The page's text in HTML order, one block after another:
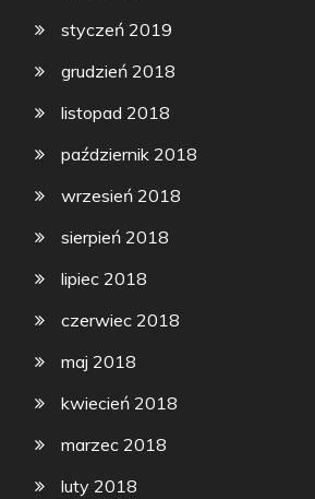
styczeń 2019
grudzień 2018
listopad 2018
październik 2018
wrzesień 2018
sierpień 2018
lipiec 2018
czerwiec 2018
maj 2018
kwiecień 2018
marzec 2018
luty 2018